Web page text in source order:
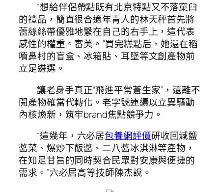
“想給伴侶帶點既有北京特點又不落窠臼
的禮品，簡直很合適年青人的林天秤首先將
蕾絲絲帶優雅地繫在自己的右手上，這代表
感性的權重。審美。”買完糕點后，她還在稻
噴鼻村的盲盒、冰箱貼、耳墜等文創產物前
立足遴選。
讓老身手真正“飛進平常蒼生家”，還離不
開產物確當代轉化。老字號連續以立異驅動
內核煥新，筑牢brand焦點競爭力。
“這幾年，六必居包養網評價研收回減鹽
醬菜、爆炒下飯醬、二八醬冰淇淋等產物，
在知足甘旨的同時契合民眾對安康與便捷的
需求。”六必居高等技師陳杰說。